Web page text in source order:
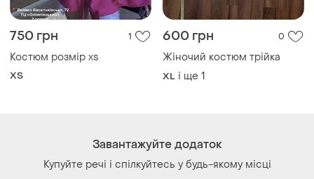
750 грн 1
Костюм розмір xs
ХS
600 грн 0
Жіночий костюм трійка
XL і ще 1
Завантажуйте додаток
Купуйте речі і спілкуйтесь у будь-якому місці